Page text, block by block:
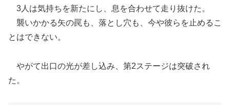
3人は気持ちを新たにし、息を合わせて走り抜けた。
襲いかかる矢の罠も、落とし穴も、今や彼らを止めるこ
とはできない。
やがて出口の光が差し込み、第2ステージは突破され
た。